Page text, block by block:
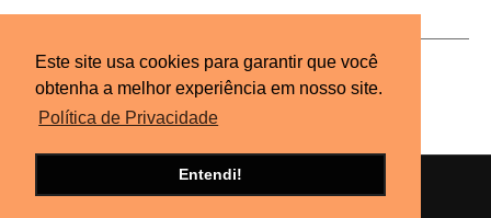
Este site usa cookies para garantir que você
obtenha a melhor experiência em nosso site.
Política de Privacidade
Entendi!